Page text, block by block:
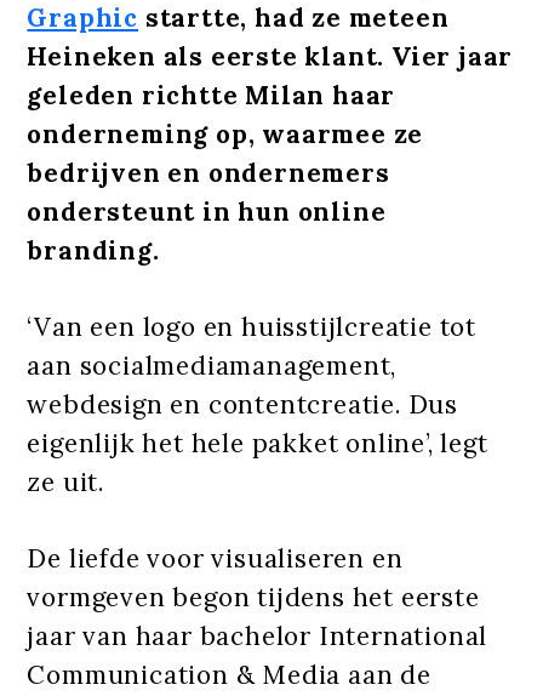
Graphic startte, had ze meteen
Heineken als eerste klant. Vier jaar
geleden richtte Milan haar
onderneming op, waarmee ze
bedrijven en ondernemers
ondersteunt in hun online
branding.
‘Van een logo en huisstijlcreatie tot
aan socialmediamanagement,
webdesign en contentcreatie. Dus
eigenlijk het hele pakket online’, legt
ze uit.
De liefde voor visualiseren en
vormgeven begon tijdens het eerste
jaar van haar bachelor International
Communication & Media aan de